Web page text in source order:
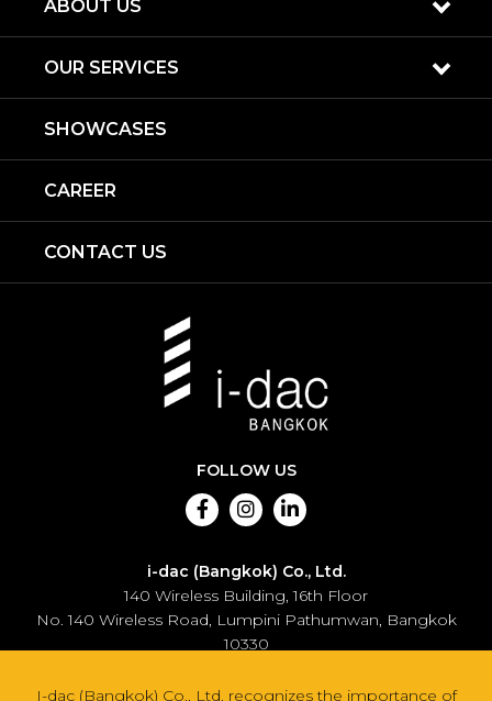
ABOUT US
OUR SERVICES
SHOWCASES
CAREER
CONTACT US
FOLLOW US
i-dac (Bangkok) Co., Ltd.
140 Wireless Building, 16th Floor
No. 140 Wireless Road, Lumpini Pathumwan, Bangkok
10330
I-dac (Bangkok) Co., Ltd. recognizes the importance of